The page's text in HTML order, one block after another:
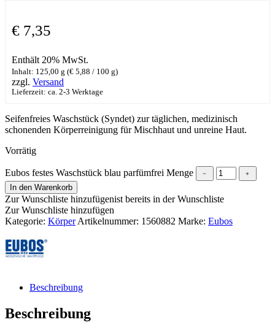
€ 7,35
Enthält 20% MwSt.
Inhalt: 125,00 g (€ 5,88 / 100 g)
zzgl. Versand
Lieferzeit: ca. 2-3 Werktage
Seifenfreies Waschstück (Syndet) zur täglichen, medizinisch
schonenden Körperreinigung für Mischhaut und unreine Haut.
Vorrätig
Eubos festes Waschstück blau parfümfrei Menge ﹣
﹢
In den Warenkorb
Zur Wunschliste hinzufügenist bereits in der Wunschliste
Zur Wunschliste hinzufügen
Kategorie: Körper Artikelnummer: 1560882 Marke: Eubos
Beschreibung
Beschreibung